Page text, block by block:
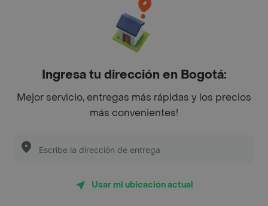
Top Marcas y Cadenas de Restaurantes
Encuéntranos en estos países
App Store Google play
Restaurantes cerca de mi para pedir Comida a Domicilio -
Ingresa tu dirección en Bogotá:
Mejor servicio, entregas más rápidas y los precios
más convenientes!
Usar mi ubicación actual